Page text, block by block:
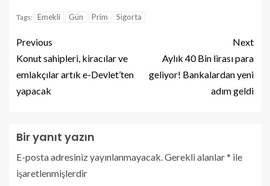
Tags: Emekli Gün Prim Sigorta
Previous
Konut sahipleri, kiracılar ve
emlakçılar artık e-Devlet’ten
yapacak
Next
Aylık 40 Bin lirası para
geliyor! Bankalardan yeni
adım geldi
Bir yanıt yazın
E-posta adresiniz yayınlanmayacak.Gerekli alanlar* ile
işaretlenmişlerdir